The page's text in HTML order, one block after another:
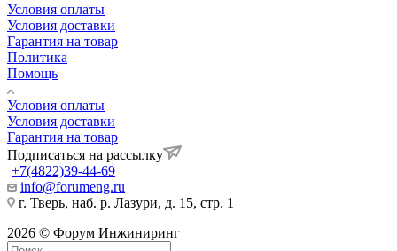
Условия оплаты
Условия доставки
Гарантия на товар
Политика
Помощь
Условия оплаты
Условия доставки
Гарантия на товар
Подписаться на рассылку
+7(4822)39-44-69
info@forumeng.ru
г. Тверь, наб. р. Лазури, д. 15, стр. 1
2026 © Форум Инжиниринг